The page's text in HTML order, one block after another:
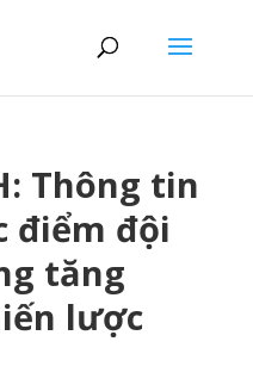
Thông tin
điểm đội
tăng
lược